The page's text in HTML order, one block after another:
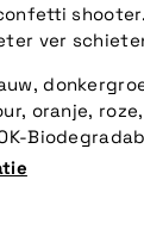
ver
oranje,